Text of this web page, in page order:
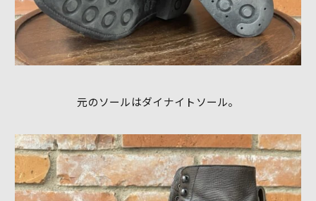
元のソールはダイナイトソール。